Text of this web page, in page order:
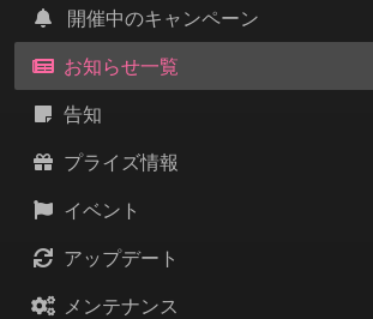
開催中のキャンペーン
お知らせ一覧
告知
プライズ情報
イベント
アップデート
メンテナンス